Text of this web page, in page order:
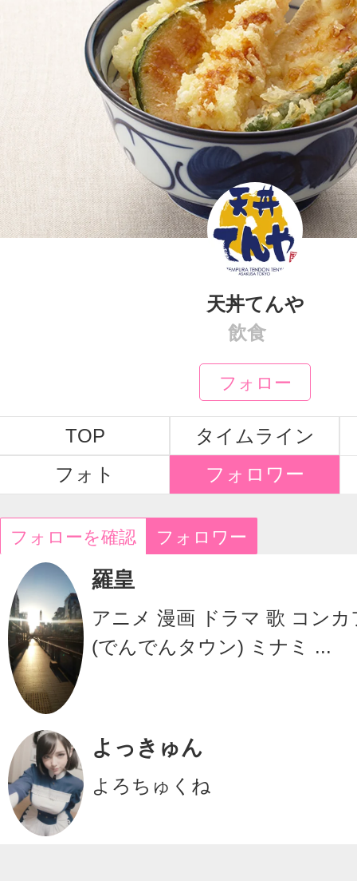
天丼てんや
飲食
フォロー
TOP
タイムライン
フォト
フォロワー
フォローを確認 フォロワー
羅皇
アニメ 漫画 ドラマ 歌 コンカ
(でんでんタウン) ミナミ ...
よっきゅん
よろちゅくね